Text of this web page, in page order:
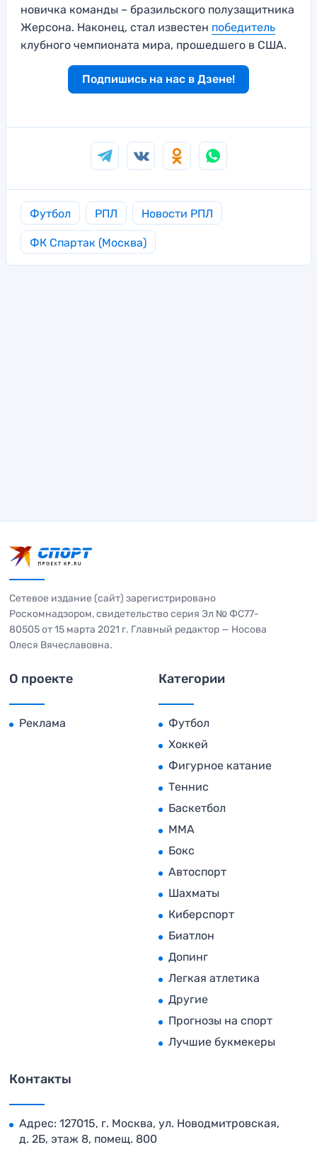
новичка команды – бразильского полузащитника
Жерсона. Наконец, стал известен победитель
клубного чемпионата мира, прошедшего в США.
Подпишись на нас в Дзене!
Футбол РПЛ Новости РПЛ
ФК Спартак (Москва)
Сетевое издание (сайт) зарегистрировано
Роскомнадзором, свидетельство серия Эл № ФС77-
80505 от 15 марта 2021 г. Главный редактор — Носова
Олеся Вячеславовна.
О проекте
Реклама
Категории
Футбол
Хоккей
Фигурное катание
Теннис
Баскетбол
MMA
Бокс
Автоспорт
Шахматы
Киберспорт
Биатлон
Допинг
Легкая атлетика
Другие
Прогнозы на спорт
Лучшие букмекеры
Контакты
Адрес: 127015, г. Москва, ул. Новодмитровская,
д. 2Б, этаж 8, помещ. 800